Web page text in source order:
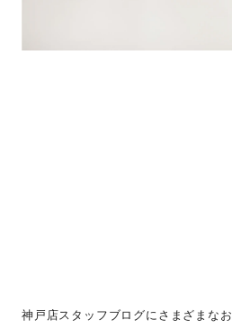
神戸店スタッフブログにさまざまな